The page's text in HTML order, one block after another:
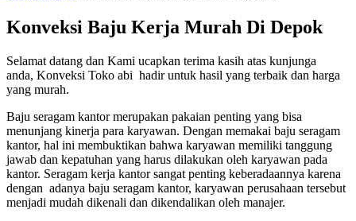
Konveksi Baju Kerja Murah Di Depok
Selamat datang dan Kami ucapkan terima kasih atas kunjunga
anda, Konveksi Toko abi hadir untuk hasil yang terbaik dan harga
yang murah.
Baju seragam kantor merupakan pakaian penting yang bisa
menunjang kinerja para karyawan. Dengan memakai baju seragam
kantor, hal ini membuktikan bahwa karyawan memiliki tanggung
jawab dan kepatuhan yang harus dilakukan oleh karyawan pada
kantor. Seragam kerja kantor sangat penting keberadaannya karena
dengan adanya baju seragam kantor, karyawan perusahaan tersebut
menjadi mudah dikenali dan dikendalikan oleh manajer.